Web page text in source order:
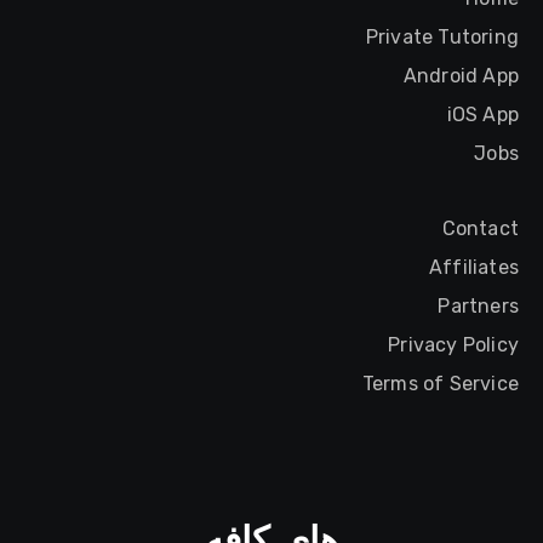
Private Tutoring
Android App
iOS App
Jobs
Contact
Affiliates
Partners
Privacy Policy
Terms of Service